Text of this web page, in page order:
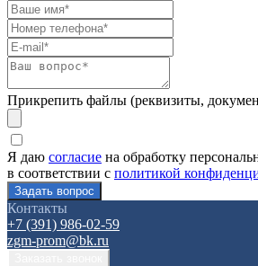
Прикрепить файлы (реквизиты,
Я даю согласие на обработку
в соответствии с политикой
Контакты
+7 (391) 986-02-59
zgm-prom@bk.ru